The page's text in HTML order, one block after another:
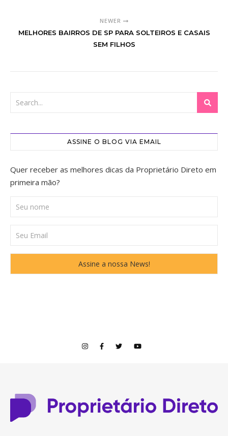
NEWER
MELHORES BAIRROS DE SP PARA SOLTEIROS E CASAIS
SEM FILHOS
ASSINE O BLOG VIA EMAIL
Quer receber as melhores dicas da Proprietário Direto em
primeira mão?